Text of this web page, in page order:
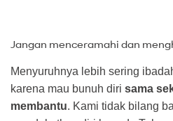
Jangan menceramahi dan
Menyuruhnya lebih sering
karena mau bunuh diri sama
membantu. Kami tidak bilang